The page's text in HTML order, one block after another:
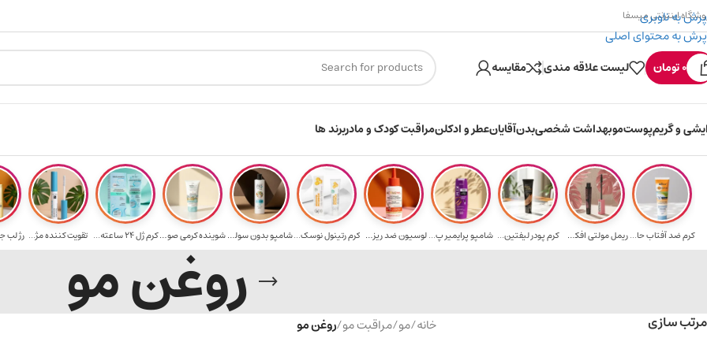
پرش به ناوبری
پرش به محتوای اصلی
ارسال رایگان برای خرید ۳.۵ میلیون به یالا ۳۰۰ میسکوین (۳۰ هزار تومن) هدیه خرید اول
اینترنتی میسفا
0تومان لیست علاقه مندی مقایسه
و گریمپوستموبهداشت شخصیبدنآقایانعطر و ادکلنمراقبت کودک و مادربرند ها
کرم ضد آفتاب حا... ریمل مولتی افکت... کرم پودر لیفتین... شامپو پرایمیر پ... لوسیون ضد ریزش ... کرم رتینول نوسک... شامپو بدون سولف... شوینده کرمی صور...کرم ژل ۲۴ ساعته... تقویت‌ کننده مژ... رژ لب روغن مو مرتب سازی خانه/مو/مراقبت مو/روغن مو